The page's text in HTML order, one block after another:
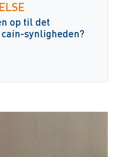
op til det
synligheden?